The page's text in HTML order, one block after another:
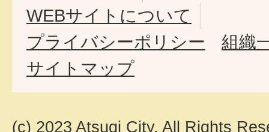
WEBサイトについて
プライバシーポリシー
組織
サイトマップ
(c) 2023 Atsugi City. All Rights